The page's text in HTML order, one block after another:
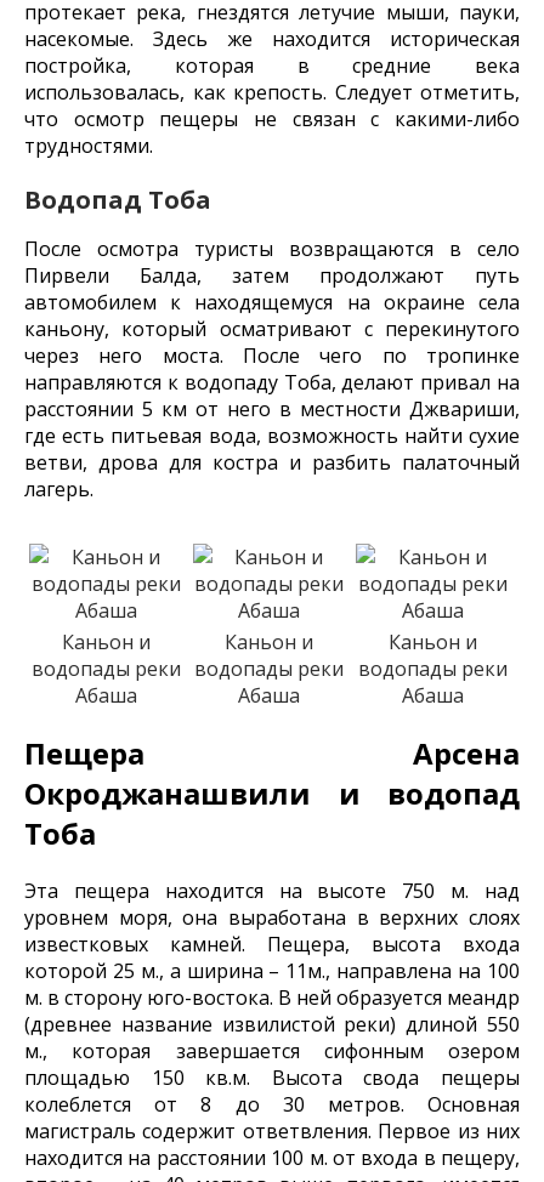
протекает река, гнездятся летучие мыши, пауки,
насекомые. Здесь же находится историческая
постройка, которая в средние века
использовалась, как крепость. Следует отметить,
что осмотр пещеры не связан с какими-либо
трудностями.
Водопад Тоба
После осмотра туристы возвращаются в село
Пирвели Балда, затем продолжают путь
автомобилем к находящемуся на окраине села
каньону, который осматривают с перекинутого
через него моста. После чего по тропинке
направляются к водопаду Тоба, делают привал на
расстоянии 5 км от него в местности Джвариши,
где есть питьевая вода, возможность найти сухие
ветви, дрова для костра и разбить палаточный
лагерь.
Каньон и
водопады реки
Абаша
Каньон и
водопады реки
Абаша
Каньон и
водопады реки
Абаша
Пещера Арсена
Окроджанашвили и водопад
Тоба
Эта пещера находится на высоте 750 м. над
уровнем моря, она выработана в верхних слоях
известковых камней. Пещера, высота входа
которой 25 м., а ширина – 11м., направлена на 100
м. в сторону юго-востока. В ней образуется меандр
(древнее название извилистой реки) длиной 550
м., которая завершается сифонным озером
площадью 150 кв.м. Высота свода пещеры
колеблется от 8 до 30 метров. Основная
магистраль содержит ответвления. Первое из них
находится на расстоянии 100 м. от входа в пещеру,